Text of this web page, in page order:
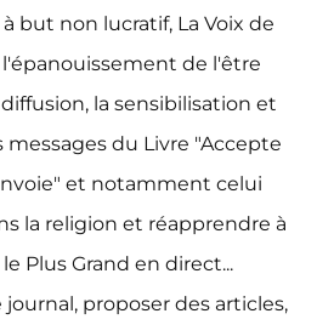
à but non lucratif, La Voix de
de l'être
la sensibilisation et
du Livre "Accepte
et notamment celui
la religion et réapprendre à
Plus Grand en direct...
proposer des articles,